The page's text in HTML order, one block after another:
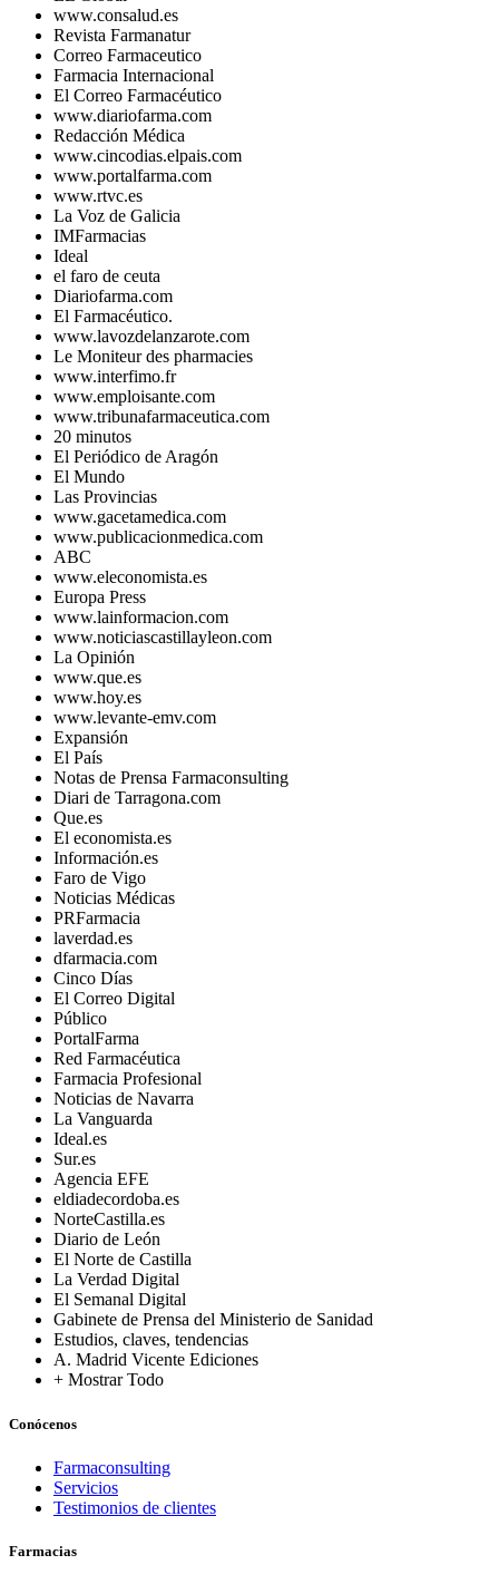
www.consalud.es
Revista Farmanatur
Correo Farmaceutico
Farmacia Internacional
El Correo Farmacéutico
www.diariofarma.com
Redacción Médica
www.cincodias.elpais.com
www.portalfarma.com
www.rtvc.es
La Voz de Galicia
IMFarmacias
Ideal
el faro de ceuta
Diariofarma.com
El Farmacéutico.
www.lavozdelanzarote.com
Le Moniteur des pharmacies
www.interfimo.fr
www.emploisante.com
www.tribunafarmaceutica.com
20 minutos
El Periódico de Aragón
El Mundo
Las Provincias
www.gacetamedica.com
www.publicacionmedica.com
ABC
www.eleconomista.es
Europa Press
www.lainformacion.com
www.noticiascastillayleon.com
La Opinión
www.que.es
www.hoy.es
www.levante-emv.com
Expansión
El País
Notas de Prensa Farmaconsulting
Diari de Tarragona.com
Que.es
El economista.es
Información.es
Faro de Vigo
Noticias Médicas
PRFarmacia
laverdad.es
dfarmacia.com
Cinco Días
El Correo Digital
Público
PortalFarma
Red Farmacéutica
Farmacia Profesional
Noticias de Navarra
La Vanguarda
Ideal.es
Sur.es
Agencia EFE
eldiadecordoba.es
NorteCastilla.es
Diario de León
El Norte de Castilla
La Verdad Digital
El Semanal Digital
Gabinete de Prensa del Ministerio de Sanidad
Estudios, claves, tendencias
A. Madrid Vicente Ediciones
+ Mostrar Todo
Conócenos
Farmaconsulting
Servicios
Testimonios de clientes
Farmacias